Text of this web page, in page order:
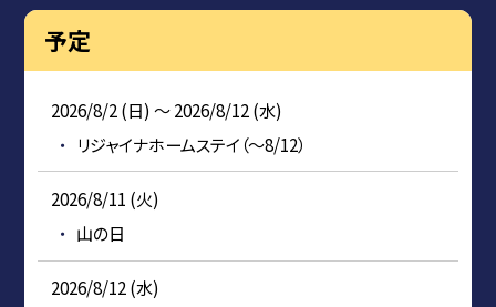
予定
2026/8/2 (日) ～ 2026/8/12 (水)
リジャイナホームステイ（～8/12）
2026/8/11 (火)
山の日
2026/8/12 (水)